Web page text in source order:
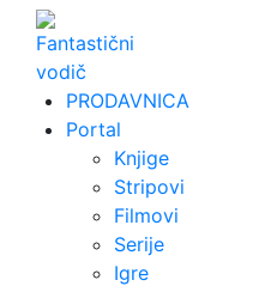
Skip
content
PRODAVNICA
Portal
Knjige
Stripovi
Filmovi
Serije
Igre